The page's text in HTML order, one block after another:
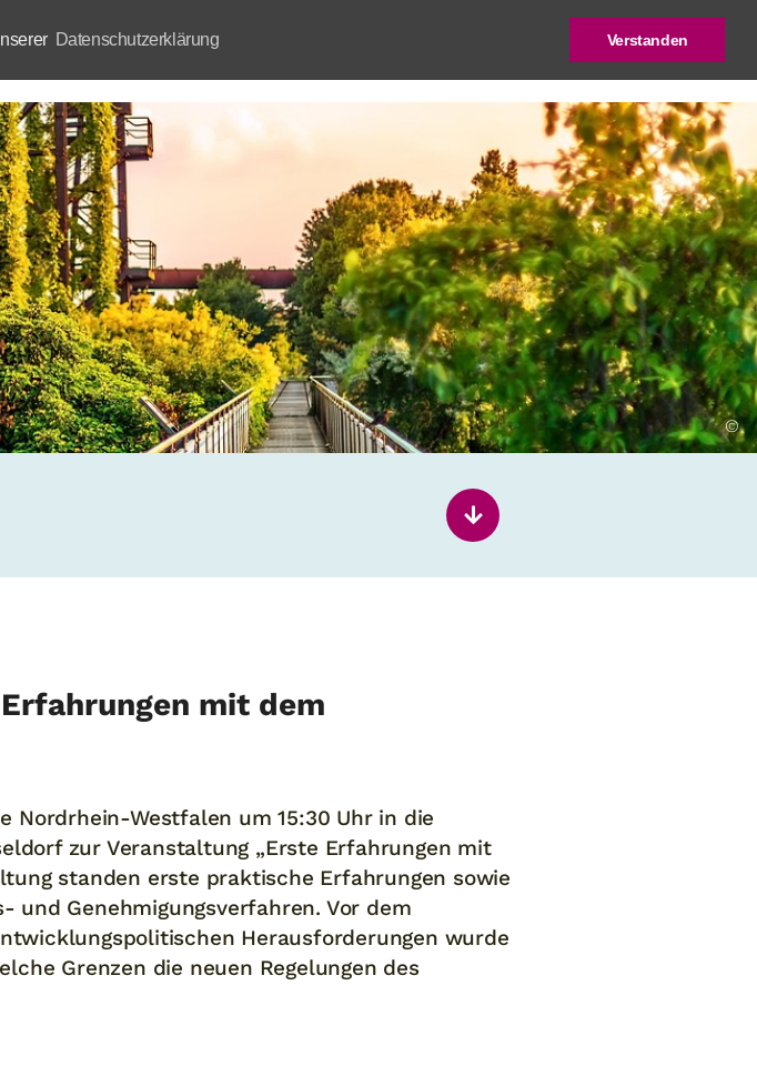
Datenschutzerklärung Verstanden
Akademie Deutscher Städtebaupreis
©
mit dem
Nordrhein-Westfalen um 15:30 Uhr in die
zur Veranstaltung „Erste Erfahrungen mit
standen erste praktische Erfahrungen sowie
und Genehmigungsverfahren. Vor dem
Herausforderungen wurde
Grenzen die neuen Regelungen des